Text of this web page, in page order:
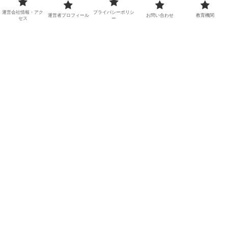
運営会社情報・アク
セス
運営者プロフィール
プライバシーポリシ
ー
お問い合わせ 教育機関